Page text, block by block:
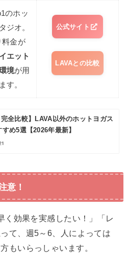
のホッ
ジオ。
料金が
エット
境が用
す。
公式サイト
LAVAとの比較
完全比較】LAVA以外のホットヨガス
め5選【2026年最新】
意！
く効果を実感したい！」「レ
て、週5～6、人によっては
もいらっしゃいます。